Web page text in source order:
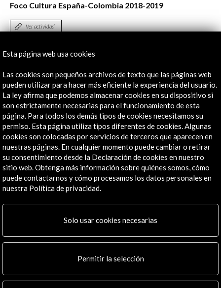
Foco Cultura España-Colombia 2018-2019
Ver actividad
25 Sept - 30 Sept 2018
Centro Cultural Universitario Rogelio Salmona
Caldas, Colombia
Recibe las últimas NOVEDADES
Esta página web usa cookies
Las cookies son pequeños archivos de texto que las páginas web
pueden utilizar para hacer más eficiente la experiencia del usuario.
La ley afirma que podemos almacenar cookies en su dispositivo si
son estrictamente necesarias para el funcionamiento de esta
página. Para todos los demás tipos de cookies necesitamos su
permiso. Esta página utiliza tipos diferentes de cookies. Algunas
cookies son colocadas por servicios de terceros que aparecen en
nuestras páginas. En cualquier momento puede cambiar o retirar
su consentimiento desde la Declaración de cookies en nuestro
sitio web. Obtenga más información sobre quiénes somos, cómo
puede contactarnos y cómo procesamos los datos personales en
nuestra Política de privacidad.
Solo usar cookies necesarias
Permitir la selección